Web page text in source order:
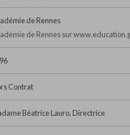
de Rennes
de Rennes sur
Contrat
Béatrice Lauro, Directrice